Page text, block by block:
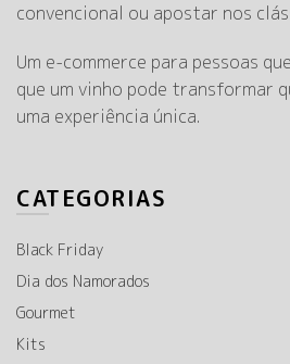
convencional ou apostar nos
Um e-commerce para pessoas
que um vinho pode transformar
uma experiência única.
CATEGORIAS
Black Friday
Dia dos Namorados
Gourmet
Kits